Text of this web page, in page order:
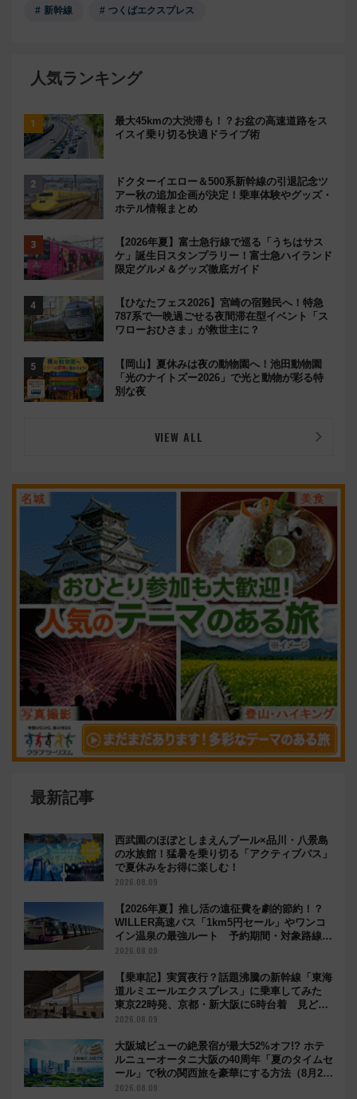
新幹線 つくばエクスプレス
人気ランキング
最大45kmの大渋滞も！？お盆の高速道路をス
イスイ乗り切る快適ドライブ術
ドクターイエロー＆500系新幹線の引退記念ツ
アー秋の追加企画が決定！乗車体験やグッズ・
ホテル情報まとめ
【2026年夏】富士急行線で巡る「うちはサス
ケ」誕生日スタンプラリー！富士急ハイランド
限定グルメ＆グッズ徹底ガイド
【ひなたフェス2026】宮崎の宿難民へ！特急
787系で一晩過ごせる夜間滞在型イベント「ス
ワローおひさま」が救世主に？
【岡山】夏休みは夜の動物園へ！池田動物園
「光のナイトズー2026」で光と動物が彩る特
別な夜
VIEW ALL
最新記事
西武園のほぼとしまえんプール×品川・八景島
の水族館！猛暑を乗り切る「アクティブパス」
で夏休みをお得に楽しむ！
2026.08.09
【2026年夏】推し活の遠征費を劇的節約！？
WILLER高速バス「1km5円セール」やワンコ
イン温泉の最強ルート 予約期間・対象路線ま
とめ
2026.08.09
【乗車記】実質夜行？話題沸騰の新幹線「東海
道ルミエールエクスプレス」に乗車してみた
東京22時発、京都・新大阪に6時台着 見どこ
ろは岐阜羽島の素晴らし過ぎる朝
2026.08.09
大阪城ビューの絶景宿が最大52%オフ!? ホテ
ルニューオータニ大阪の40周年「夏のタイムセ
ール」で秋の関西旅を豪華にする方法（8月20
日まで！）
2026.08.09